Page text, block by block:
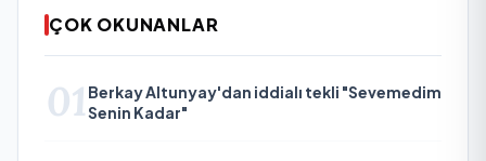
ÇOK OKUNANLAR
01 Berkay Altunyay'dan iddialı tekli "Sevemedim
Senin Kadar"